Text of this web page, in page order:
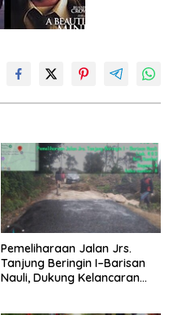
Pemeliharaan Jalan Jrs.
Tanjung Beringin I–Barisan
Nauli, Dukung Kelancaran